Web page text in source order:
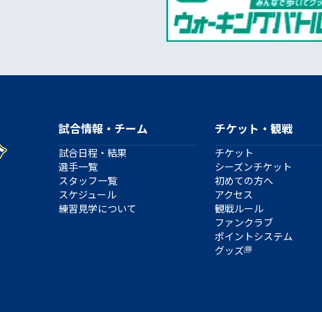
試合情報・チーム
試合日程・結果
選手一覧
スタッフ一覧
スケジュール
練習見学について
チケット・観戦
チケット
シーズンチケット
初めての方へ
アクセス
観戦ルール
ファンクラブ
ポイントシステム
グッズ